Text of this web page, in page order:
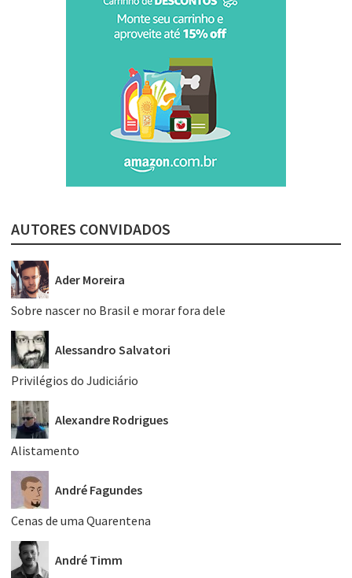
AUTORES CONVIDADOS
Ader Moreira
Sobre nascer no Brasil e morar fora dele
Alessandro Salvatori
Privilégios do Judiciário
Alexandre Rodrigues
Alistamento
André Fagundes
Cenas de uma Quarentena
André Timm